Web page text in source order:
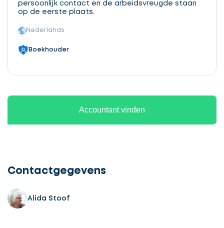
persoonlijk contact en de arbeidsvreugde staan
op de eerste plaats.
Nederlands
Boekhouder
Accountant vinden
Contactgegevens
Alida Stoof